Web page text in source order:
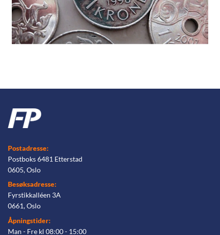
Postadresse:
Postboks 6481 Etterstad
0605, Oslo
Besøksadresse:
Fyrstikkalléen 3A
0661, Oslo
Åpningstider:
Man - Fre kl 08:00 - 15:00